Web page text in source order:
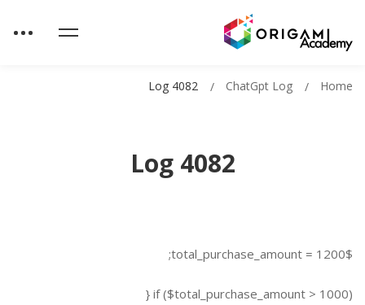
Log 4082
Home
ChatGpt Log
Log 4082
$total_purchase_amount = 1200;
if ($total_purchase_amount > 1000) {